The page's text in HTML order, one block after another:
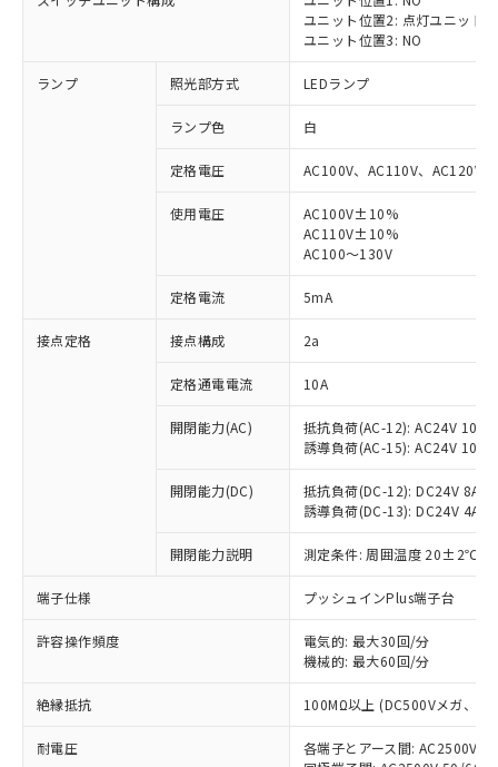
ユニット位置2: 点灯ユニット
ユニット位置3: NO
ランプ 照光部方式 LEDランプ
ランプ色 白
定格電圧 AC100V、AC110V、AC120V
使用電圧
AC100V±10%
AC110V±10%
AC100～130V
定格電流 5mA
接点定格 接点構成 2a
定格通電電流 10A
開閉能力(AC)
抵抗負荷(AC-12): AC24V 10A/
誘導負荷(AC-15): AC24V
開閉能力(DC)
抵抗負荷(DC-12): DC24V 8A/
誘導負荷(DC-13): DC24V 4A/
開閉能力説明 測定条件: 周囲温度 20±2℃、
端子仕様 プッシュインPlus端子台
許容操作頻度
電気的: 最大30回/分
機械的: 最大60回/分
絶縁抵抗 100MΩ以上 (DC500Vメガ、点
耐電圧
各端子とアース間: AC2500V
ご利用条件
以下の条件をお読みいただき、同意のうえ
本サービスは、当社制御機器事業取扱
商品の当社在庫状況および標準価格
(税抜)を提供させていただくもので
当社制御機器事業取扱商品の中には、
本サービスの対象外となる商品もある
ことをご了承ください。
在庫状況および標準価格照会結果は、
記載している更新日時点での社内デー
タに基づき作成されるものであり、閲
準価格とは異なる場合があることをご
対応済み：EU RoHS指令（10物質）の
非含有に対応した製品が提供可能な商品で
対応予定：EU RoHS指令（10物質）の非含
有に対応した製品に切り替える予定のある
対応予定なし：EU RoHS指令（10物質）の
非含有に非対応の商品で、対応品を出す予
調査・確認中：EU RoHS指令（10物質）の
非含有の対応状況を調査中または確認中の
非該当品：ライセンス料など無形物で、有
害物質有無と関係のない商品です。
仕入先様の事情により、非含有部品として
いたものが、含有品と判明した場合などや
むを得ず変更することがあります。
*EU RoHS指令（10物質）：
鉛(Pb) 1000ppm以下、 水銀(Hg) 1000ppm以下、 カド
六価クロム(Cr(Ⅵ)) 1000ppm以下、ポリ臭化ビフェニル
「○」：最大均質材料含有率が中国RoHSの
基準値以下であることを示します。
「×」：最大均質材料含有率が中国RoHSの
基準値を超えていることを示します。
「－」：未確認です。当社販売部門へお問
当社は、これら貴社製品のうち、外国
為替および外国貿易法に定める商品
（以下｢規制貨物等」という）を輸出
または国外への提供する場合は、日本
国政府の輸出許可(または役務取引許
可)を取得するなどの必要な手続きを